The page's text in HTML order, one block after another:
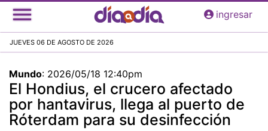
Pasar
al
principal
ingresar
JUEVES 06 DE AGOSTO DE 2026
Mundo: 2026/05/18 12:40pm
El Hondius, el crucero afectado
por hantavirus, llega al puerto de
Róterdam para su desinfección